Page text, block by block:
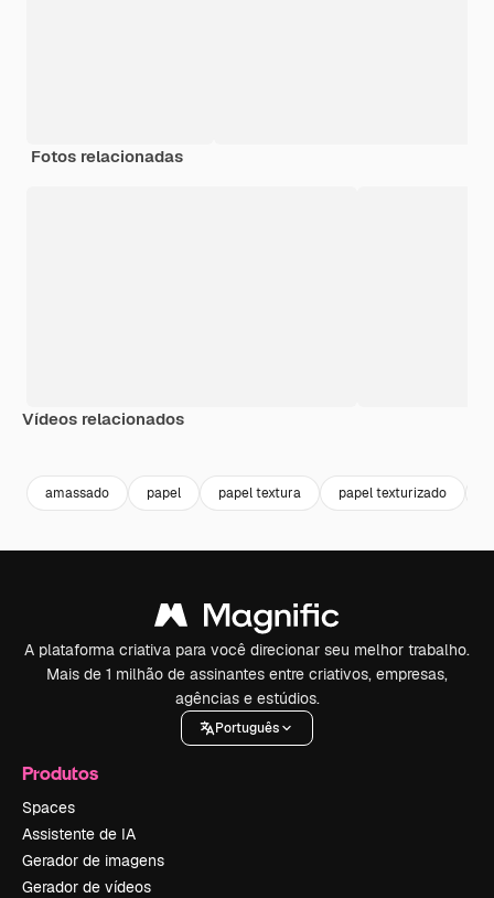
Fotos relacionadas
Vídeos relacionados
amassado papel papel textura papel texturizado
A plataforma criativa para você direcionar seu melhor trabalho.
Mais de 1 milhão de assinantes entre criativos, empresas,
agências e estúdios.
Português
Produtos
Spaces
Assistente de IA
Gerador de imagens
Gerador de vídeos